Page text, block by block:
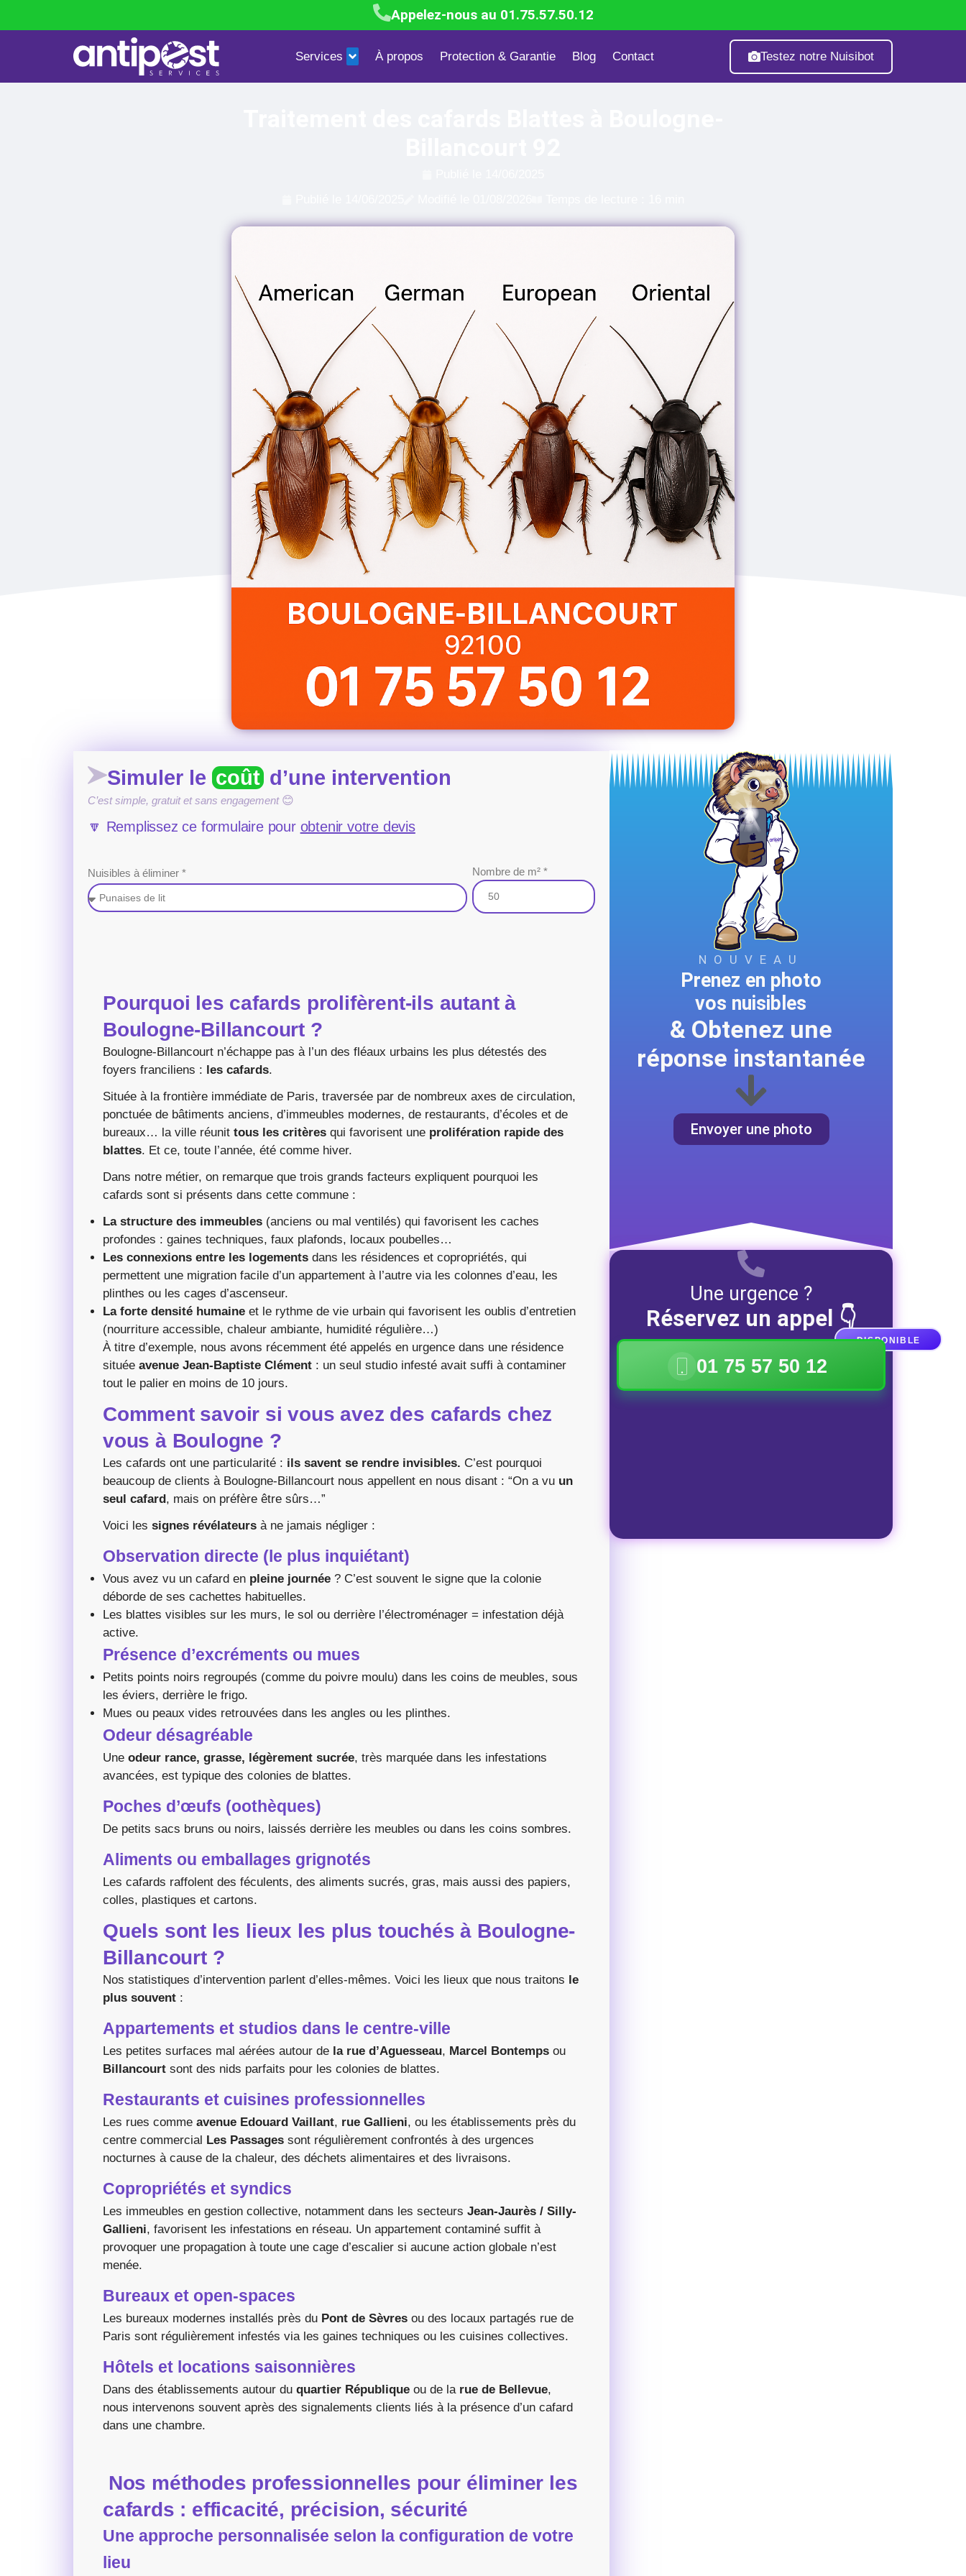
Appelez-nous au 01.75.57.50.12
Services À propos Protection & Garantie Blog Contact Testez notre Nuisibot
Punaises de lit Blattes & Cafards Mites textiles & alimentaires Dépigeonnage Guêpes & Frelons
Simuler le coût d’une intervention
C’est simple, gratuit et sans engagement 😊
🔽 Remplissez ce formulaire pour obtenir votre devis
Nuisibles à éliminer * Nombre de m² *
Pourquoi les cafards prolifèrent-ils autant à
Boulogne-Billancourt ?
Boulogne-Billancourt n’échappe pas à l’un des fléaux urbains les plus détestés des
foyers franciliens : les cafards.
Située à la frontière immédiate de Paris, traversée par de nombreux axes de circulation,
ponctuée de bâtiments anciens, d’immeubles modernes, de restaurants, d’écoles et de
bureaux… la ville réunit tous les critères qui favorisent une prolifération rapide des
blattes. Et ce, toute l’année, été comme hiver.
Dans notre métier, on remarque que trois grands facteurs expliquent pourquoi les
cafards sont si présents dans cette commune :
La structure des immeubles (anciens ou mal ventilés) qui favorisent les caches
profondes : gaines techniques, faux plafonds, locaux poubelles…
Les connexions entre les logements dans les résidences et copropriétés, qui
permettent une migration facile d’un appartement à l’autre via les colonnes d’eau, les
plinthes ou les cages d’ascenseur.
La forte densité humaine et le rythme de vie urbain qui favorisent les oublis d’entretien
(nourriture accessible, chaleur ambiante, humidité régulière…)
À titre d’exemple, nous avons récemment été appelés en urgence dans une résidence
située avenue Jean-Baptiste Clément : un seul studio infesté avait suffi à contaminer
tout le palier en moins de 10 jours.
Comment savoir si vous avez des cafards chez
vous à Boulogne ?
Les cafards ont une particularité : ils savent se rendre invisibles. C’est pourquoi
beaucoup de clients à Boulogne-Billancourt nous appellent en nous disant : “On a vu un
seul cafard, mais on préfère être sûrs…”
Voici les signes révélateurs à ne jamais négliger :
Observation directe (le plus inquiétant)
Vous avez vu un cafard en pleine journée ? C’est souvent le signe que la colonie
déborde de ses cachettes habituelles.
Les blattes visibles sur les murs, le sol ou derrière l’électroménager = infestation déjà
active.
Présence d’excréments ou mues
Petits points noirs regroupés (comme du poivre moulu) dans les coins de meubles, sous
les éviers, derrière le frigo.
Mues ou peaux vides retrouvées dans les angles ou les plinthes.
Odeur désagréable
Une odeur rance, grasse, légèrement sucrée, très marquée dans les infestations
avancées, est typique des colonies de blattes.
Poches d’œufs (oothèques)
De petits sacs bruns ou noirs, laissés derrière les meubles ou dans les coins sombres.
Aliments ou emballages grignotés
Les cafards raffolent des féculents, des aliments sucrés, gras, mais aussi des papiers,
colles, plastiques et cartons.
Quels sont les lieux les plus touchés à Boulogne-
Billancourt ?
Nos statistiques d’intervention parlent d’elles-mêmes. Voici les lieux que nous traitons le
plus souvent :
Appartements et studios dans le centre-ville
Les petites surfaces mal aérées autour de la rue d’Aguesseau, Marcel Bontemps ou
Billancourt sont des nids parfaits pour les colonies de blattes.
Restaurants et cuisines professionnelles
Les rues comme avenue Edouard Vaillant, rue Gallieni, ou les établissements près du
centre commercial Les Passages sont régulièrement confrontés à des urgences
nocturnes à cause de la chaleur, des déchets alimentaires et des livraisons.
Copropriétés et syndics
Les immeubles en gestion collective, notamment dans les secteurs Jean-Jaurès / Silly-
Gallieni, favorisent les infestations en réseau. Un appartement contaminé suffit à
provoquer une propagation à toute une cage d’escalier si aucune action globale n’est
menée.
Bureaux et open-spaces
Les bureaux modernes installés près du Pont de Sèvres ou des locaux partagés rue de
Paris sont régulièrement infestés via les gaines techniques ou les cuisines collectives.
Hôtels et locations saisonnières
Dans des établissements autour du quartier République ou de la rue de Bellevue,
nous intervenons souvent après des signalements clients liés à la présence d’un cafard
dans une chambre.
Nos méthodes professionnelles pour éliminer les
cafards : efficacité, précision, sécurité
Une approche personnalisée selon la configuration de votre
lieu
NOUVEAU
Prenez en photo
vos nuisibles
& Obtenez une
réponse instantanée
Envoyer une photo
Une urgence ?
Réservez un appel 👇
01 75 57 50 12
DISPONIBLE